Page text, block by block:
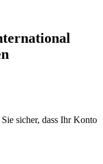
sicher, dass Ihr Konto